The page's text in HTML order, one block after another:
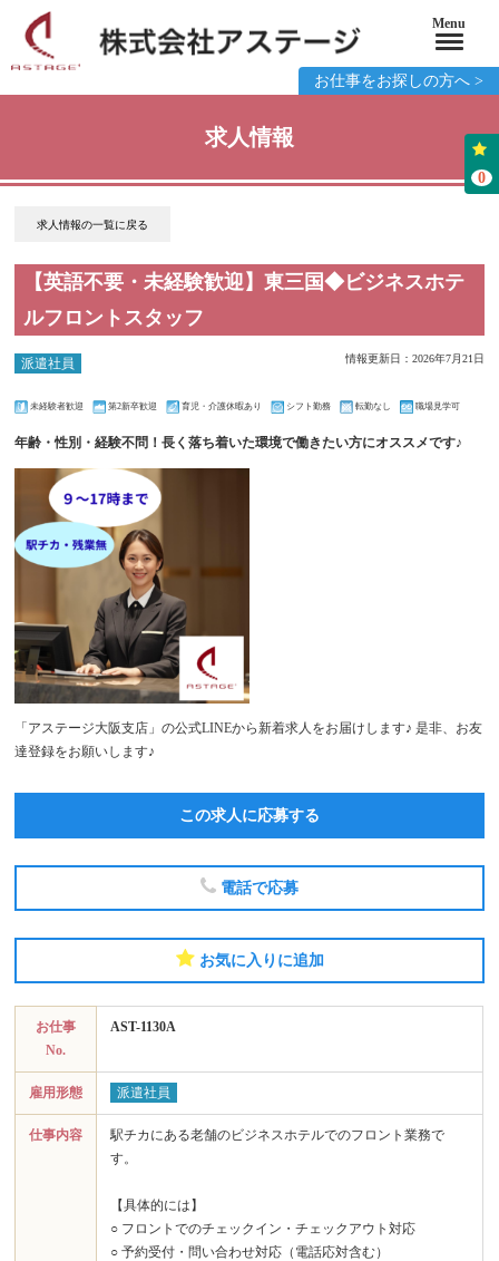
お仕事をお探しの方へ >
0
求人情報
求人情報の一覧に戻る
【英語不要・未経験歓迎】東三国◆ビジネスホテ
ルフロントスタッフ
派遣社員 情報更新日：2026年7月21日
未経験者歓迎 第2新卒歓迎 育児・介護休暇あり シフト勤務 転勤なし 職場見学可
年齢・性別・経験不問！長く落ち着いた環境で働きたい方にオススメです♪
「アステージ大阪支店」の公式LINEから新着求人をお届けします♪ 是非、お友
達登録をお願いします♪
この求人に応募する
電話で応募
お気に入りに追加
お仕事
No.
AST-1130A
雇用形態 派遣社員
仕事内容
駅チカにある老舗のビジネスホテルでのフロント業務で
す。
【具体的には】
○ フロントでのチェックイン・チェックアウト対応
○ 予約受付・問い合わせ対応（電話応対含む）
Menu